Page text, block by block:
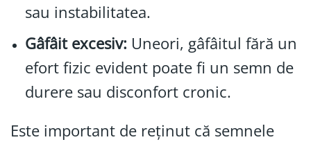
sau instabilitatea.
Gâfâit excesiv: Uneori, gâfâitul fără un
efort fizic evident poate fi un semn de
durere sau disconfort cronic.
Este important de reținut că semnele